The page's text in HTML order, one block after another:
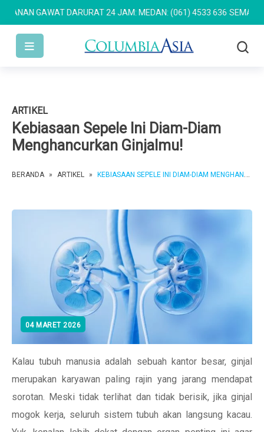
GAWAT DARURAT 24 JAM: MEDAN: (061) 4533 636 SEMARANG:
ARTIKEL
Kebiasaan Sepele Ini Diam-Diam
Menghancurkan Ginjalmu!
BERANDA » ARTIKEL » KEBIASAAN SEPELE INI DIAM-DIAM MENGHANCURKAN GINJALMU!
04 MARET 2026
Kalau tubuh manusia adalah sebuah kantor besar, ginjal
merupakan karyawan paling rajin yang jarang mendapat
sorotan. Meski tidak terlihat dan tidak berisik, jika ginjal
mogok kerja, seluruh sistem tubuh akan langsung kacau.